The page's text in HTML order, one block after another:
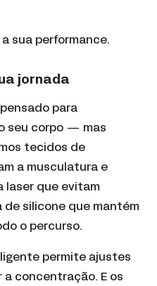
sua performance.
jornada
para
seu corpo — mas
tecidos de
a musculatura e
laser que evitam
silicone que mantém
o percurso.
permite ajustes
a concentração. E os